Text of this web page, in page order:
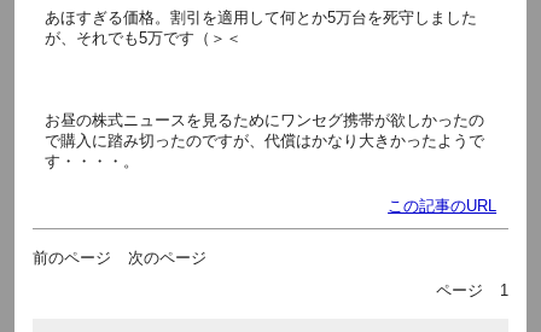
あほすぎる価格。割引を適用して何とか5万台を死守しました
が、それでも5万です（＞＜
お昼の株式ニュースを見るためにワンセグ携帯が欲しかったの
で購入に踏み切ったのですが、代償はかなり大きかったようで
す・・・・。
この記事のURL
前のページ
次のページ
ページ
1